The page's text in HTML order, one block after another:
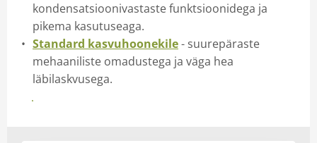
kondensatsioonivastaste funktsioonidega ja
pikema kasutuseaga.
Standard kasvuhoonekile- suurepäraste
mehaaniliste omadustega ja väga hea
läbilaskvusega.
Vaata kasvuhoonekilede valiku detailset infot
e-poes